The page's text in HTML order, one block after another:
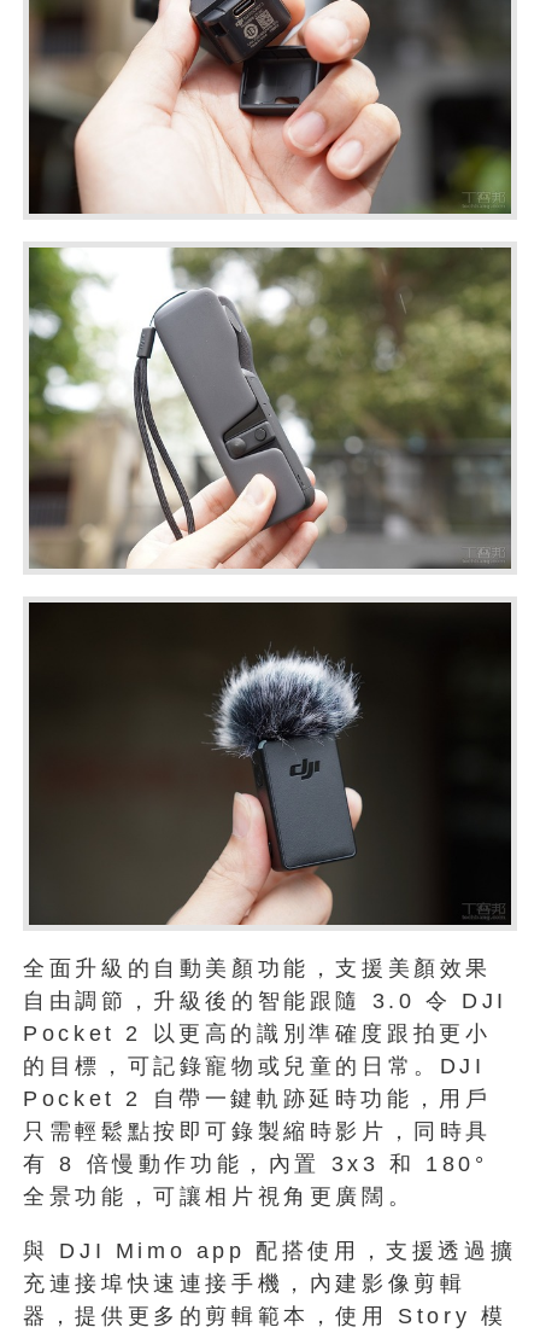
全面升級的自動美顏功能，支援美顏效果
自由調節，升級後的智能跟隨 3.0 令 DJI
Pocket 2 以更高的識別準確度跟拍更小
的目標，可記錄寵物或兒童的日常。DJI
Pocket 2 自帶一鍵軌跡延時功能，用戶
只需輕鬆點按即可錄製縮時影片，同時具
有 8 倍慢動作功能，內置 3x3 和 180°
全景功能，可讓相片視角更廣闊。
與 DJI Mimo app 配搭使用，支援透過擴
充連接埠快速連接手機，內建影像剪輯
器，提供更多的剪輯範本，使用 Story 模